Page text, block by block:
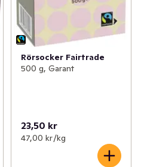
Rörsocker Fairtrade
500 g, Garant
23,50 kr
47,00 kr /kg